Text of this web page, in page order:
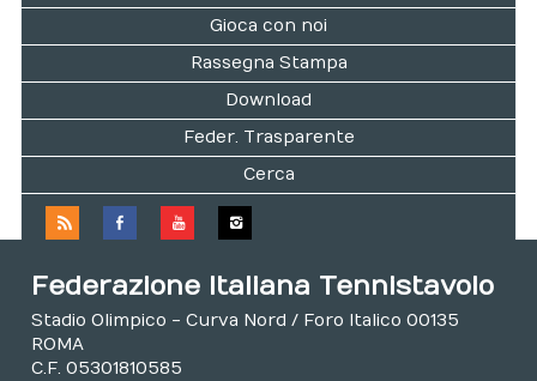
Gioca con noi
Rassegna Stampa
Download
Feder. Trasparente
Cerca
Federazione Italiana Tennistavolo
Stadio Olimpico - Curva Nord / Foro Italico 00135
ROMA
C.F. 05301810585